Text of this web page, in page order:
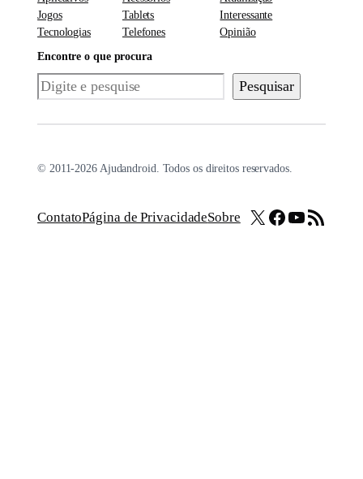
Jogos
Tecnologias
Tablets
Telefones
Interessante
Opinião
Encontre o que procura
Pesquisar Pesquisar
© 2011-2026 Ajudandroid. Todos os direitos reservados.
ContatoPágina de PrivacidadeSobre X Facebook
Youtube
Feed RSS